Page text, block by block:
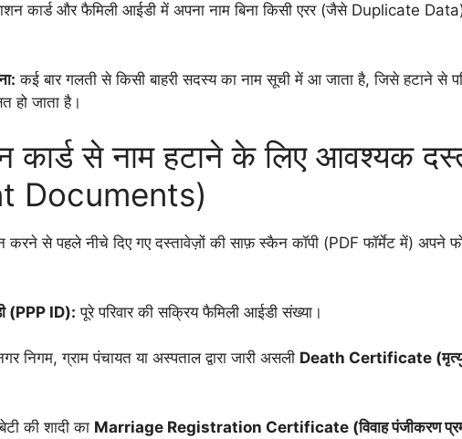
कार्ड और फैमिली आईडी में अपना नाम बिना किसी एरर (जैसे Duplicate
कई बार गलती से किसी बाहरी सदस्य का नाम सूची में आ जाता है, जिसे हटाने से
हो जाता है।
कार्ड से नाम हटाने के लिए आवश्यक
Documents)
करने से पहले नीचे दिए गए दस्तावेज़ों की साफ़ स्कैन कॉपी (PDF फॉर्मेट में) अपने
(PPP ID): पूरे परिवार की सक्रिय फैमिली आईडी संख्या।
निगम, ग्राम पंचायत या अस्पताल द्वारा जारी असली Death Certificate (मृत्यु
की शादी का Marriage Registration Certificate (विवाह पंजीकरण